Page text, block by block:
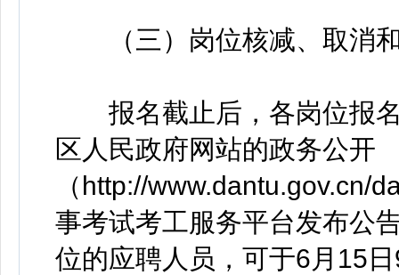
（三）岗位核减、取消
报名截止后，各岗位报名
区人民政府网站的政务公开
（http://www.dantu.gov.cn/
事考试考工服务平台发布公
位的应聘人员，可于6月15